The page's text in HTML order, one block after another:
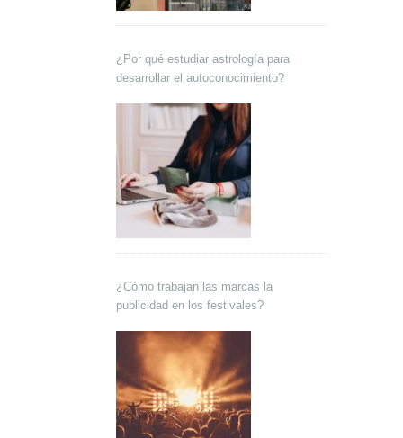
¿Por qué estudiar astrología para
desarrollar el autoconocimiento?
¿Cómo trabajan las marcas la
publicidad en los festivales?